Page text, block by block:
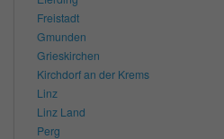
Freistadt
Gmunden
Grieskirchen
Kirchdorf an der Krems
Linz
Linz Land
Perg